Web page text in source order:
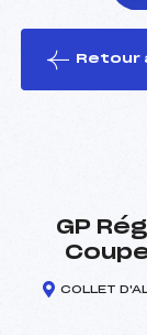
le ski
Retour
GP
COLLET